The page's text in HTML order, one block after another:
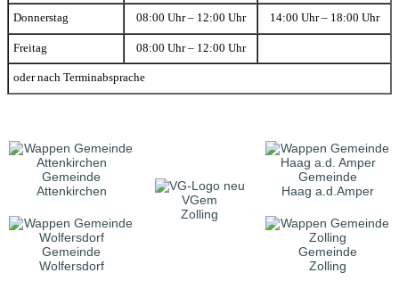
Donnerstag 08:00 Uhr – 12:00 Uhr 14:00 Uhr – 18:00 Uhr
Freitag 08:00 Uhr – 12:00 Uhr
oder nach Terminabsprache
Gemeinde
Attenkirchen
VGem
Zolling
Gemeinde
Haag a.d.Amper
Gemeinde
Wolfersdorf
Gemeinde
Zolling